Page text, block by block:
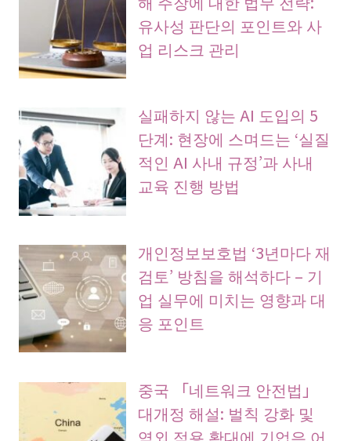
유사성 판단의 포인트와 사
업 리스크 관리
실패하지 않는 AI 도입의 5
단계: 현장에 스며드는 ‘실질
적인 AI 사내 규정’과 사내
교육 진행 방법
개인정보보호법 ‘3년마다 재
검토’ 방침을 해석하다 – 기
업 실무에 미치는 영향과 대
응 포인트
중국 「네트워크 안전법」
대개정 해설: 벌칙 강화 및
역외 적용 확대에 기업은 어